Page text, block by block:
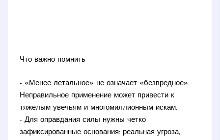
Что важно помнить
- «Менее летальное» не означает «безвредное».
Неправильное применение может привести к
тяжелым увечьям и многомиллионным искам.
- Для оправдания силы нужны четко
зафиксированные основания: реальная угроза,